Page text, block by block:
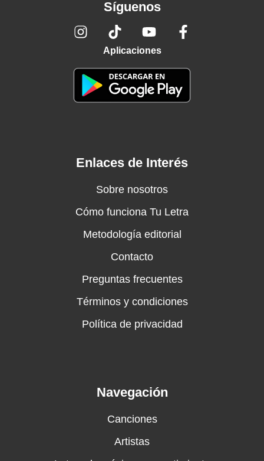
Síguenos
Aplicaciones
Enlaces de Interés
Sobre nosotros
Cómo funciona Tu Letra
Metodología editorial
Contacto
Preguntas frecuentes
Términos y condiciones
Política de privacidad
Navegación
Canciones
Artistas